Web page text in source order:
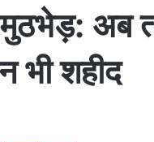
मुठभेड़: अब
भी शहीद